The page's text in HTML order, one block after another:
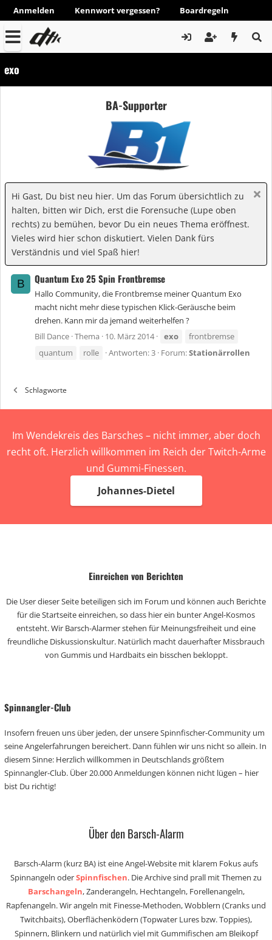
Anmelden Kennwort vergessen? Boardregeln
exo
BA-Supporter
Hi Gast, Du bist neu hier. Um das Forum übersichtlich zu
halten, bitten wir Dich, erst die Forensuche (Lupe oben
rechts) zu bemühen, bevor Du ein neues Thema eröffnest.
Vieles wird hier schon diskutiert. Vielen Dank fürs
Verständnis und viel Spaß hier!
B Quantum Exo 25 Spin Frontbremse
Hallo Community, die Frontbremse meiner Quantum Exo
macht nicht mehr diese typischen Klick-Geräusche beim
drehen. Kann mir da jemand weiterhelfen ?
Bill Dance Thema 10. März 2014 exo
frontbremse
quantum
rolle Antworten: 3 Forum:Stationärrollen
Schlagworte
Im Wendekreis des Barsches – nicht immer, aber doch
recht oft. Herzlich willkommen im Reich der Twitch-Arme
und Gummi-Finessen.
Johannes-Dietel
Einreichen von Berichten
Die User dieser Seite beteiligen sich im Forum und können auch Berichte
für die Startseite einreichen, so dass hier ein bunter Angel-Kosmos
entsteht. Wir Barsch-Alarmer stehen für Meinungsfreiheit und eine
freundliche Diskussionskultur. Natürlich macht dauerhafter Missbrauch
von Gummis und Hardbaits ein bisschen bekloppt.
Spinnangler-Club
Insofern freuen uns über jeden, der unsere Spinnfischer-Community um
seine Angelerfahrungen bereichert. Dann fühlen wir uns nicht so allein. In
diesem Sinne: Herzlich willkommen in Deutschlands größtem
Spinnangler-Club. Über 20.000 Anmeldungen können nicht lügen – hier
bist Du richtig!
Über den Barsch-Alarm
Barsch-Alarm (kurz BA) ist eine Angel-Website mit klarem Fokus aufs
Spinnangeln oderSpinnfischen. Die Archive sind prall mit Themen zu
Barschangeln, Zanderangeln, Hechtangeln, Forellenangeln,
Rapfenangeln. Wir angeln mit Finesse-Methoden, Wobblern (Cranks und
Twitchbaits), Oberflächenködern (Topwater Lures bzw. Toppies),
Spinnern, Blinkern und natürlich viel mit Gummifischen am Bleikopf